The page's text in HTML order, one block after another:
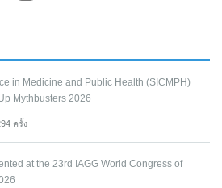
in Medicine and Public Health (SICMPH)
Mythbusters 2026
ครั้ง
at the 23rd IAGG World Congress of